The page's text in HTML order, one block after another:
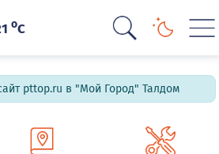
oC
pttop.ru в "Мой Город" Талдом